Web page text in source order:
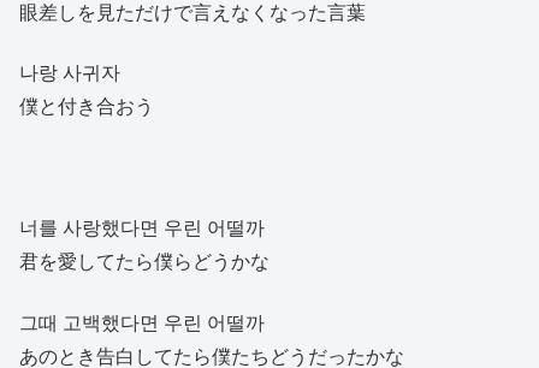
眼差しを見ただけで言えなくなった言葉
나랑 사귀자
僕と付き合おう
너를 사랑했다면 우린 어떨까
君を愛してたら僕らどうかな
그때 고백했다면 우린 어떨까
あのとき告白してたら僕たちどうだったかな